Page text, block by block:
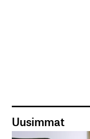
Uusimmat